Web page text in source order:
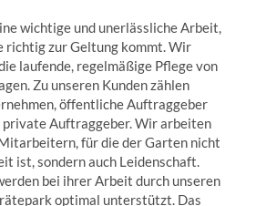
wichtige und unerlässliche Arbeit,
richtig zur Geltung kommt. Wir
laufende, regelmäßige Pflege von
Zu unseren Kunden zählen
öffentliche Auftraggeber
private Auftraggeber. Wir arbeiten
für die der Garten nicht
ist, sondern auch Leidenschaft.
bei ihrer Arbeit durch unseren
optimal unterstützt. Das